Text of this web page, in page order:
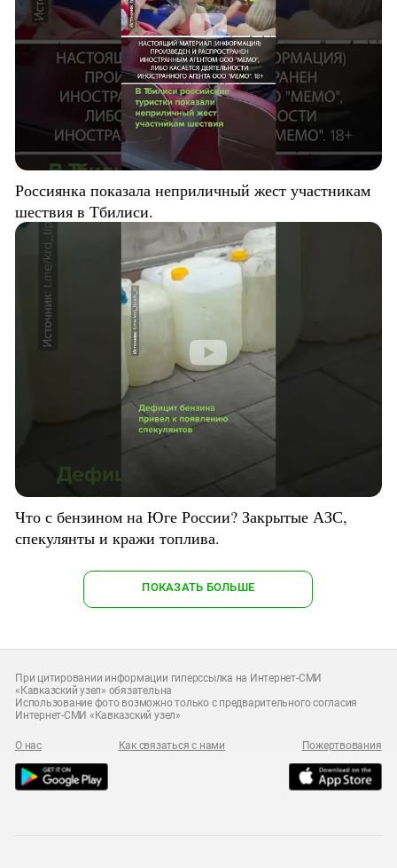
Россиянка показала неприличный жест участникам
шествия в Тбилиси.
Что с бензином на Юге России? Закрытые АЗС,
спекулянты и кражи топлива.
ПОКАЗАТЬ БОЛЬШЕ
При цитировании информации гиперссылка на Интернет-СМИ
«Кавказский узел» обязательна
Использование фото возможно только с предварительного согласия
Интернет-СМИ «Кавказский узел»
О нас Как связаться с нами Пожертвования